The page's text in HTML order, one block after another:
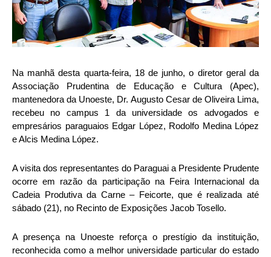
Na manhã desta quarta-feira, 18 de junho, o diretor geral da
Associação Prudentina de Educação e Cultura (Apec),
mantenedora da Unoeste, Dr. Augusto Cesar de Oliveira Lima,
recebeu no campus 1 da universidade os advogados e
empresários paraguaios Edgar López, Rodolfo Medina López
e Alcis Medina López.
A visita dos representantes do Paraguai a Presidente Prudente
ocorre em razão da participação na Feira Internacional da
Cadeia Produtiva da Carne – Feicorte, que é realizada até
sábado (21), no Recinto de Exposições Jacob Tosello.
A presença na Unoeste reforça o prestígio da instituição,
reconhecida como a melhor universidade particular do estado